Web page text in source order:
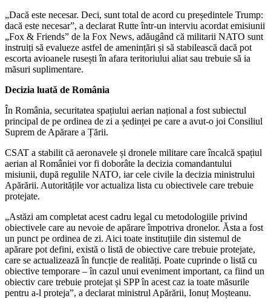
„Dacă este necesar. Deci, sunt total de acord cu președintele Trump:
dacă este necesar”, a declarat Rutte într-un interviu acordat emisiunii
„Fox & Friends” de la Fox News, adăugând că militarii NATO sunt
instruiți să evalueze astfel de amenințări și să stabilească dacă pot
escorta avioanele rusești în afara teritoriului aliat sau trebuie să ia
măsuri suplimentare.
Decizia luată de România
În România, securitatea spațiului aerian național a fost subiectul
principal de pe ordinea de zi a ședinței pe care a avut-o joi Consiliul
Suprem de Apărare a Țării.
CSAT a stabilit că aeronavele și dronele militare care încalcă spațiul
aerian al României vor fi doborâte la decizia comandantului
misiunii, după regulile NATO, iar cele civile la decizia ministrului
Apărării. Autoritățile vor actualiza lista cu obiectivele care trebuie
protejate.
„Astăzi am completat acest cadru legal cu metodologiile privind
obiectivele care au nevoie de apărare împotriva dronelor. Ăsta a fost
un punct pe ordinea de zi. Aici toate instituțiile din sistemul de
apărare pot defini, există o listă de obiective care trebuie protejate,
care se actualizează în funcție de realități. Poate cuprinde o listă cu
obiective temporare – în cazul unui eveniment important, ca fiind un
obiectiv care trebuie protejat și SPP în acest caz ia toate măsurile
pentru a-l proteja”, a declarat ministrul Apărării, Ionuț Moșteanu.